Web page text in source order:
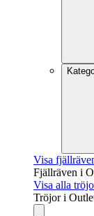
Visa
Fjällräven i
Visa alla
Tröjor i